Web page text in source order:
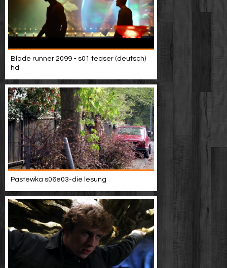
Blade runner 2099 - s01 teaser (deutsch)
hd
Pastewka s06e03-die lesung